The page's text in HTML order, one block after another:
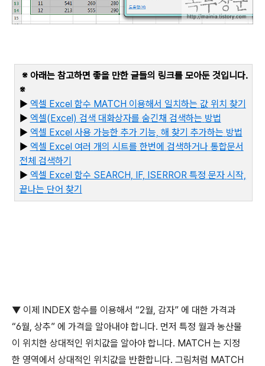
※ 아래는 참고하면 좋을 만한 글들의 링크를 모아둔 것입니다.
※
▶ 엑셀 Excel 함수 MATCH 이용해서 일치하는 값 위치 찾기
▶ 엑셀(Excel) 검색 대화상자를 숨긴채 검색하는 방법
▶ 엑셀 Excel 사용 가능한 추가 기능, 해 찾기 추가하는 방법
▶ 엑셀 Excel 여러 개의 시트를 한번에 검색하거나 통합문서
전체 검색하기
▶ 엑셀 Excel 함수 SEARCH, IF, ISERROR 특정 문자 시작,
끝나는 단어 찾기
▼ 이제 INDEX 함수를 이용해서 “2월, 감자” 에 대한 가격과
“6월, 상추” 에 가격을 알아내야 합니다. 먼저 특정 월과 농산물
이 위치한 상대적인 위치값을 알아야 합니다. MATCH 는 지정
한 영역에서 상대적인 위치값을 반환합니다. 그림처럼 MATCH